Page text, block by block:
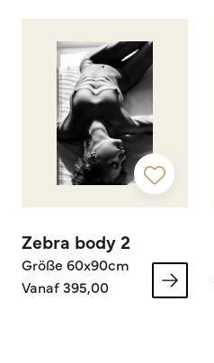
Zebra body 2
Größe 60x90cm
Vanaf 395,00